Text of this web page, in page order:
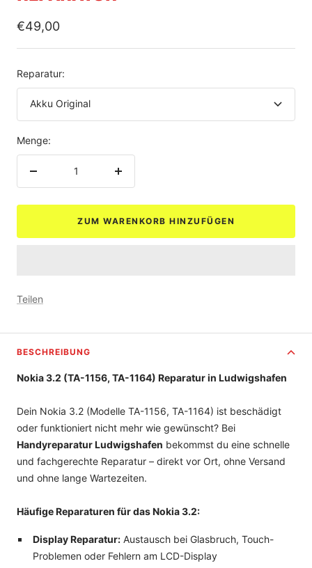
Angebotspreis
€49,00
Reparatur:
Akku Original
Menge:
Menge
ZUM WARENKORB HINZUFÜGEN
Teilen
BESCHREIBUNG
Nokia 3.2 (TA-1156, TA-1164) Reparatur in Ludwigshafen
Dein Nokia 3.2 (Modelle TA-1156, TA-1164) ist beschädigt
oder funktioniert nicht mehr wie gewünscht? Bei
Handyreparatur Ludwigshafen bekommst du eine schnelle
und fachgerechte Reparatur – direkt vor Ort, ohne Versand
und ohne lange Wartezeiten.
Häufige Reparaturen für das Nokia 3.2:
Display Reparatur:Austausch bei Glasbruch, Touch-
Problemen oder Fehlern am LCD-Display